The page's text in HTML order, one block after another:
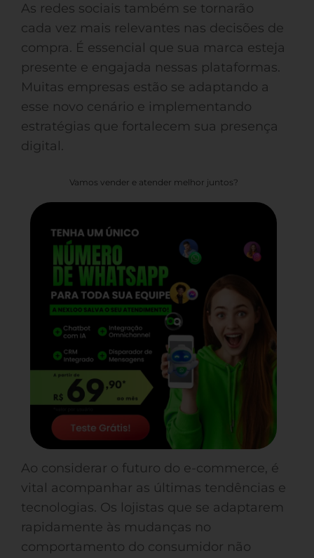
As redes sociais também se tornarão
cada vez mais relevantes nas decisões de
compra. É essencial que sua marca esteja
presente e engajada nessas plataformas.
Muitas empresas estão se adaptando a
esse novo cenário e implementando
estratégias que fortalecem sua presença
digital.
Vamos vender e atender melhor juntos?
Ao considerar o futuro do e-commerce, é
vital acompanhar as últimas tendências e
tecnologias. Os lojistas que se adaptarem
rapidamente às mudanças no
comportamento do consumidor não